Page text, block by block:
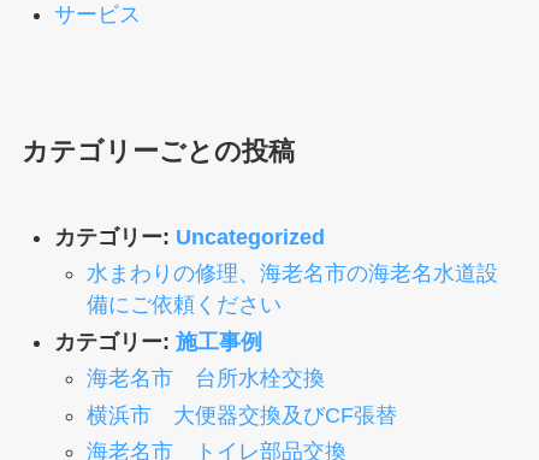
サービス
カテゴリーごとの投稿
カテゴリー: Uncategorized
水まわりの修理、海老名市の海老名水道設
備にご依頼ください
カテゴリー: 施工事例
海老名市 台所水栓交換
横浜市 大便器交換及びCF張替
海老名市 トイレ部品交換